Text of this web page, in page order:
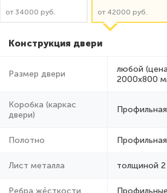
от 34000 руб. от 42000 руб.
Конструкция двери
Размер двери
любой
2000x800
Коробка (каркас
двери)
Полотно
Лист металла толщиной
Ребра жёсткости